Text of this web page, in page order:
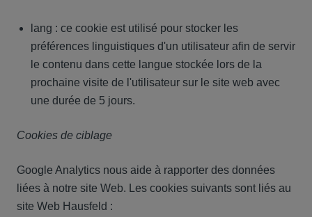
lang : ce cookie est utilisé pour stocker les
préférences linguistiques d'un utilisateur afin de servir
le contenu dans cette langue stockée lors de la
prochaine visite de l'utilisateur sur le site web avec
une durée de 5 jours.
Cookies de ciblage
Google Analytics nous aide à rapporter des données
liées à notre site Web. Les cookies suivants sont liés au
site Web Hausfeld :